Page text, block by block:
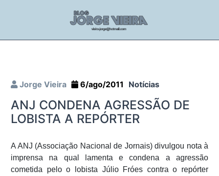
Jorge Vieira 6/ago/2011 Notícias
ANJ CONDENA AGRESSÃO DE
LOBISTA A REPÓRTER
A ANJ (Associação Nacional de Jornais) divulgou nota à
imprensa na qual lamenta e condena a agressão
cometida pelo o lobista Júlio Fróes contra o repórter